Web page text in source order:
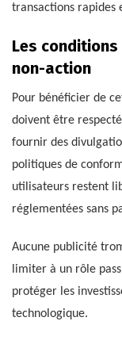
transactions rapides
Les
non-action
Pour bénéficier de
doivent être
fournir des
politiques de
utilisateurs restent
réglementées sans
Aucune publicité
limiter à un rôle
protéger les
technologique.